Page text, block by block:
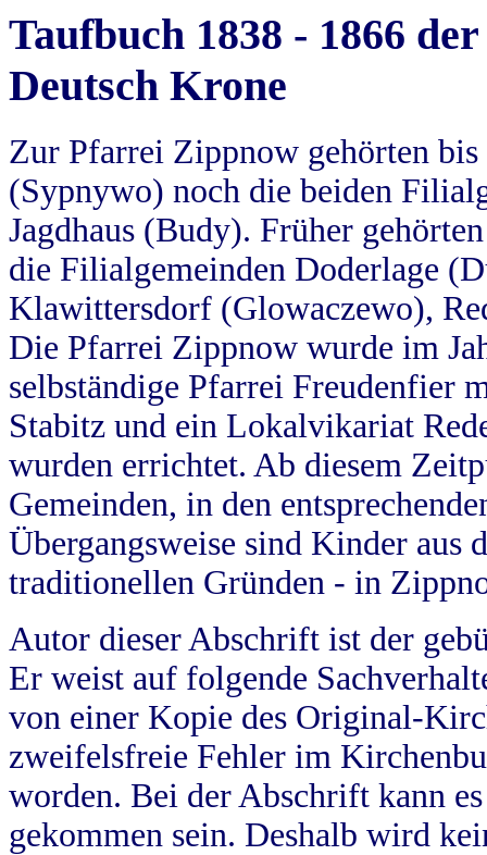
Taufbuch 1838 - 1866
Deutsch Krone
Zur Pfarrei Zippnow gehörten
(Sypnywo) noch die beiden
Jagdhaus (Budy). Früher
die Filialgemeinden Doderlage
Klawittersdorf (Glowaczewo),
Die Pfarrei Zippnow wurde im
selbständige Pfarrei Freudenfier
Stabitz und ein Lokalvikariat
wurden errichtet. Ab diesem
Gemeinden, in den
Übergangsweise sind Kinder aus
traditionellen Gründen - in
Autor dieser Abschrift ist der
Er weist auf folgende
von einer Kopie des Original-
zweifelsfreie Fehler im
worden. Bei der Abschrift kann
gekommen sein. Deshalb wird